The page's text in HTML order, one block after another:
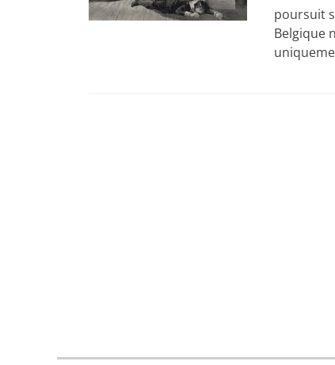
poursuit
Belgique